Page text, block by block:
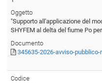
Oggetto
"Supporto all'applicazione del
SHYFEM al delta del fiume Po
Documento
345635-2026-avviso-
Codice